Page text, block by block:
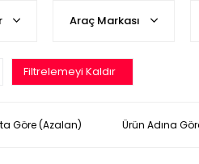
Araç Markası
Filtrelemeyi Kaldır
Göre (Azalan) Ürün Adına